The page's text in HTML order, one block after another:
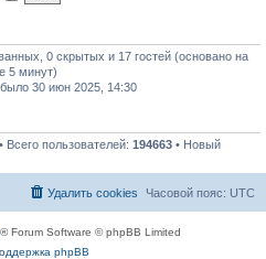
0 скрытых и 17 гостей (основано на
5 минут)
30 июн 2025, 14:30
• Всего пользователей: 194663 • Новый
Часовой пояс: UTC
Удалить cookies
® Forum Software © phpBB Limited
phpBB